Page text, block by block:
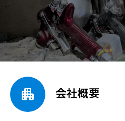
 会社概要